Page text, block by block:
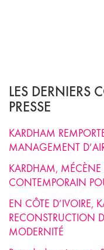
LES DERNIERS
PRESSE
KARDHAM
MANAGEMENT
KARDHAM, MÉCÈNE
CONTEMPORAIN
EN CÔTE D’IVOIRE,
RECONSTRUCTION
MODERNITÉ